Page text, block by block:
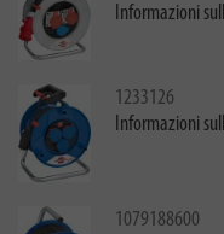
Informazioni
1233126
Informazioni
1079188600